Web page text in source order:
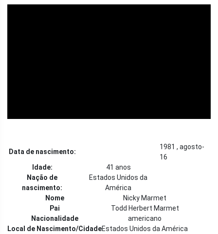
Data de nascimento:
1981 , agosto-
16
Idade:
41 anos
Nação de
nascimento:
Estados Unidos da
América
Nome
Nicky Marmet
Pai
Todd Herbert Marmet
Nacionalidade
americano
Local de Nascimento/CidadeEstados Unidos da América